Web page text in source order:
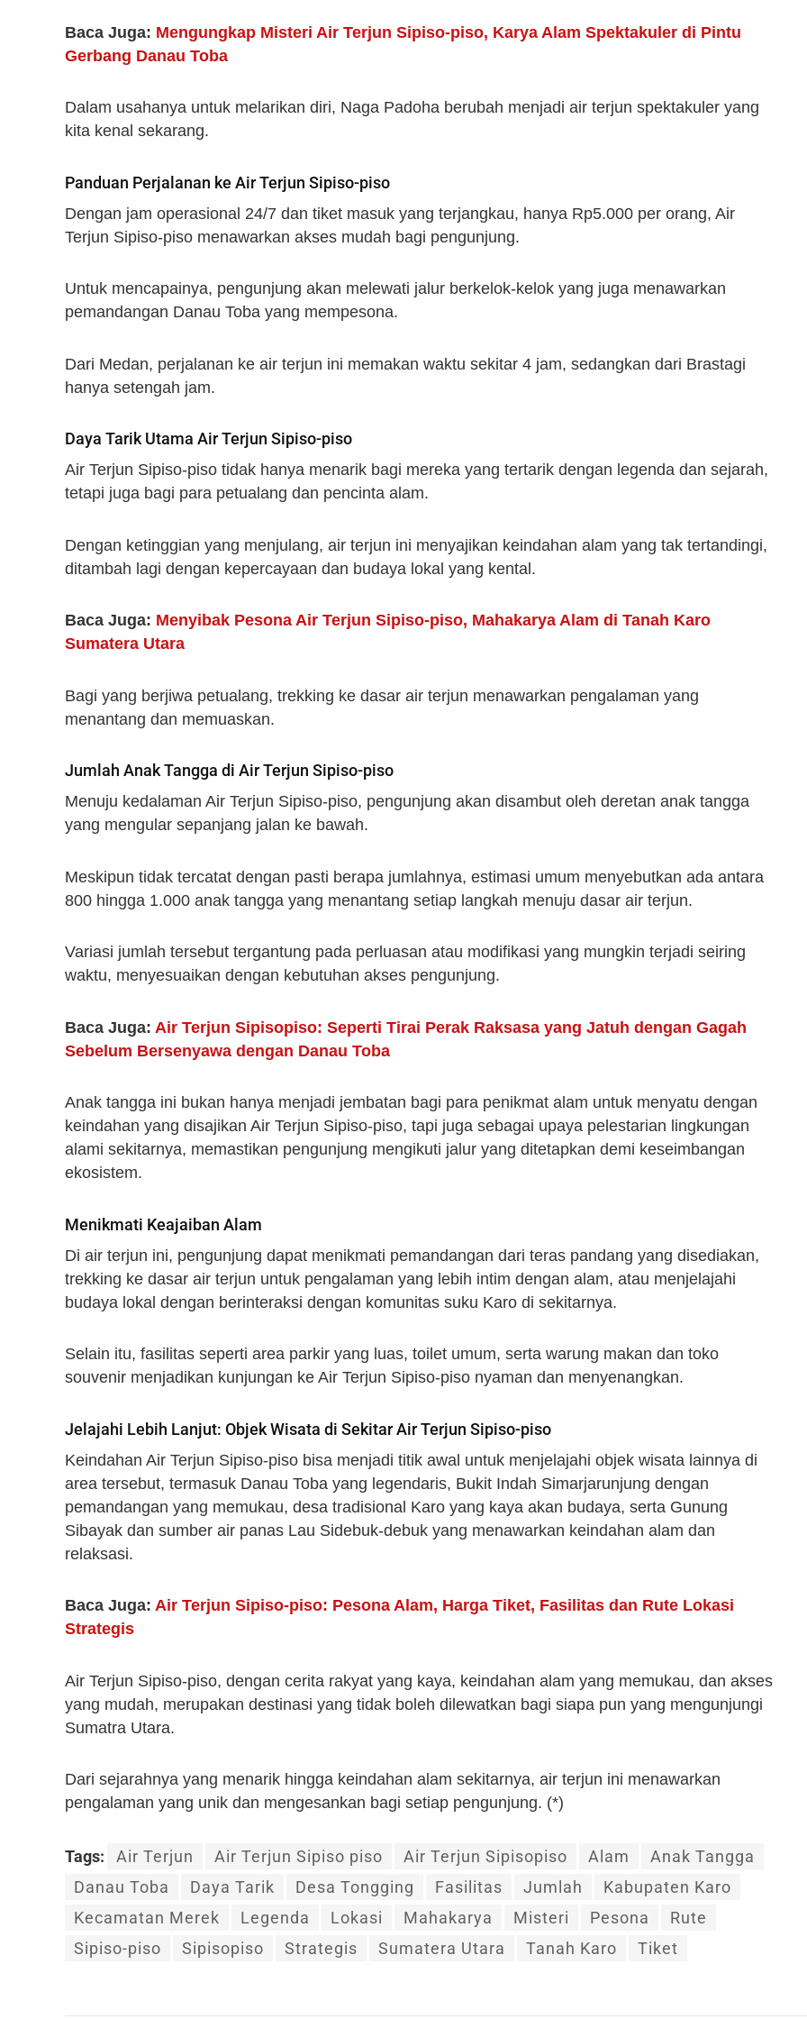
Baca Juga: Mengungkap Misteri Air Terjun Sipiso-piso, Karya Alam Spektakuler di Pintu
Gerbang Danau Toba
Dalam usahanya untuk melarikan diri, Naga Padoha berubah menjadi air terjun spektakuler yang
kita kenal sekarang.
Panduan Perjalanan ke Air Terjun Sipiso-piso
Dengan jam operasional 24/7 dan tiket masuk yang terjangkau, hanya Rp5.000 per orang, Air
Terjun Sipiso-piso menawarkan akses mudah bagi pengunjung.
Untuk mencapainya, pengunjung akan melewati jalur berkelok-kelok yang juga menawarkan
pemandangan Danau Toba yang mempesona.
Dari Medan, perjalanan ke air terjun ini memakan waktu sekitar 4 jam, sedangkan dari Brastagi
hanya setengah jam.
Daya Tarik Utama Air Terjun Sipiso-piso
Air Terjun Sipiso-piso tidak hanya menarik bagi mereka yang tertarik dengan legenda dan sejarah,
tetapi juga bagi para petualang dan pencinta alam.
Dengan ketinggian yang menjulang, air terjun ini menyajikan keindahan alam yang tak tertandingi,
ditambah lagi dengan kepercayaan dan budaya lokal yang kental.
Baca Juga: Menyibak Pesona Air Terjun Sipiso-piso, Mahakarya Alam di Tanah Karo
Sumatera Utara
Bagi yang berjiwa petualang, trekking ke dasar air terjun menawarkan pengalaman yang
menantang dan memuaskan.
Jumlah Anak Tangga di Air Terjun Sipiso-piso
Menuju kedalaman Air Terjun Sipiso-piso, pengunjung akan disambut oleh deretan anak tangga
yang mengular sepanjang jalan ke bawah.
Meskipun tidak tercatat dengan pasti berapa jumlahnya, estimasi umum menyebutkan ada antara
800 hingga 1.000 anak tangga yang menantang setiap langkah menuju dasar air terjun.
Variasi jumlah tersebut tergantung pada perluasan atau modifikasi yang mungkin terjadi seiring
waktu, menyesuaikan dengan kebutuhan akses pengunjung.
Baca Juga: Air Terjun Sipisopiso: Seperti Tirai Perak Raksasa yang Jatuh dengan Gagah
Sebelum Bersenyawa dengan Danau Toba
Anak tangga ini bukan hanya menjadi jembatan bagi para penikmat alam untuk menyatu dengan
keindahan yang disajikan Air Terjun Sipiso-piso, tapi juga sebagai upaya pelestarian lingkungan
alami sekitarnya, memastikan pengunjung mengikuti jalur yang ditetapkan demi keseimbangan
ekosistem.
Menikmati Keajaiban Alam
Di air terjun ini, pengunjung dapat menikmati pemandangan dari teras pandang yang disediakan,
trekking ke dasar air terjun untuk pengalaman yang lebih intim dengan alam, atau menjelajahi
budaya lokal dengan berinteraksi dengan komunitas suku Karo di sekitarnya.
Selain itu, fasilitas seperti area parkir yang luas, toilet umum, serta warung makan dan toko
souvenir menjadikan kunjungan ke Air Terjun Sipiso-piso nyaman dan menyenangkan.
Jelajahi Lebih Lanjut: Objek Wisata di Sekitar Air Terjun Sipiso-piso
Keindahan Air Terjun Sipiso-piso bisa menjadi titik awal untuk menjelajahi objek wisata lainnya di
area tersebut, termasuk Danau Toba yang legendaris, Bukit Indah Simarjarunjung dengan
pemandangan yang memukau, desa tradisional Karo yang kaya akan budaya, serta Gunung
Sibayak dan sumber air panas Lau Sidebuk-debuk yang menawarkan keindahan alam dan
relaksasi.
Baca Juga: Air Terjun Sipiso-piso: Pesona Alam, Harga Tiket, Fasilitas dan Rute Lokasi
Strategis
Air Terjun Sipiso-piso, dengan cerita rakyat yang kaya, keindahan alam yang memukau, dan akses
yang mudah, merupakan destinasi yang tidak boleh dilewatkan bagi siapa pun yang mengunjungi
Sumatra Utara.
Dari sejarahnya yang menarik hingga keindahan alam sekitarnya, air terjun ini menawarkan
pengalaman yang unik dan mengesankan bagi setiap pengunjung. (*)
Tags: Air Terjun Air Terjun Sipiso piso Air Terjun Sipisopiso Alam
Anak Tangga
Danau Toba
Daya Tarik Desa Tongging Fasilitas Jumlah
Kabupaten Karo
Kecamatan Merek
Legenda Lokasi Mahakarya Misteri Pesona
Rute
Sipiso-piso
Sipisopiso Strategis Sumatera Utara Tanah Karo Tiket